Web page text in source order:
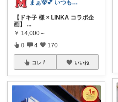
まぁ🐻💕 いつもありがとう💓
【ドキ子 様 × LINKA コラボ企
画】
...
￥ 14,000～
0 4 170
コレ いいね